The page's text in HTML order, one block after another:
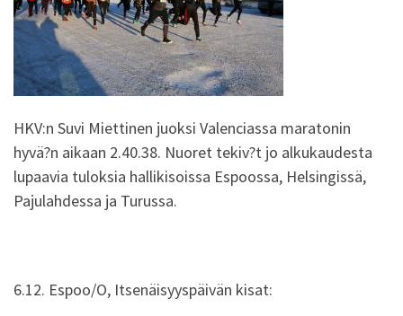
HKV:n Suvi Miettinen juoksi Valenciassa maratonin
hyvä?n aikaan 2.40.38. Nuoret tekiv?t jo alkukaudesta
lupaavia tuloksia hallikisoissa Espoossa, Helsingissä,
Pajulahdessa ja Turussa.
6.12. Espoo/O, Itsenäisyyspäivän kisat: